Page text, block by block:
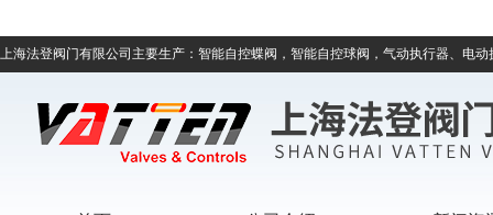
上海法登阀门有限公司主要生产：智能自控蝶阀，智能自控球阀，气动执行器、电